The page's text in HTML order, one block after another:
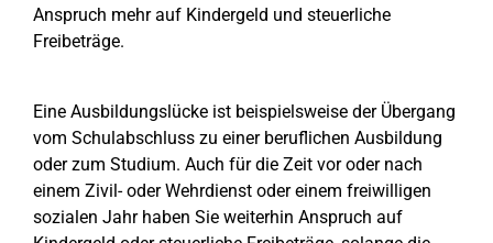
Anspruch mehr auf Kindergeld und steuerliche
Freibeträge.
Eine Ausbildungslücke ist beispielsweise der Übergang
vom Schulabschluss zu einer beruflichen Ausbildung
oder zum Studium. Auch für die Zeit vor oder nach
einem Zivil- oder Wehrdienst oder einem freiwilligen
sozialen Jahr haben Sie weiterhin Anspruch auf